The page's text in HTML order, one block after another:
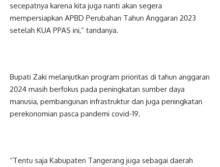
secepatnya karena kita juga nanti akan segera
mempersiapkan APBD Perubahan Tahun Anggaran 2023
setelah KUA PPAS ini,” tandanya.
Bupati Zaki melanjutkan program prioritas di tahun anggaran
2024 masih berfokus pada peningkatan sumber daya
manusia, pembangunan infrastruktur dan juga peningkatan
perekonomian pasca pandemi covid-19.
“Tentu saja Kabupaten Tangerang juga sebagai daerah